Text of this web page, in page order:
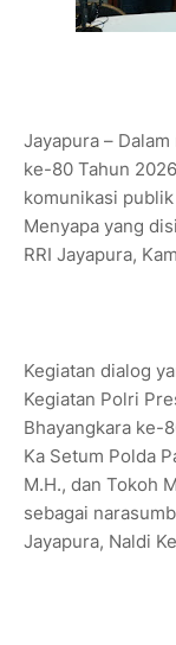
Jayapura –
ke-80 Tahun
komunikasi
Menyapa yang
RRI Jayapura,
Kegiatan dialog
Kegiatan Polri
Bhayangkara ke-
Ka Setum Polda
M.H., dan Tokoh
sebagai
Jayapura, Naldi